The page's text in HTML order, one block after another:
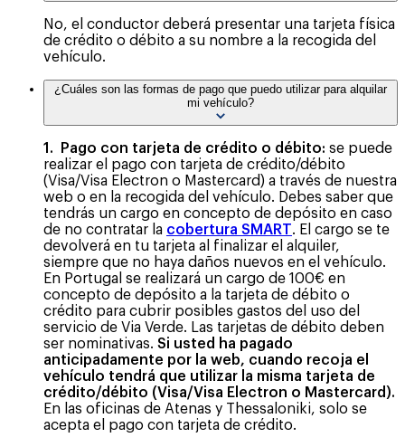
No, el conductor deberá presentar una tarjeta física
de crédito o débito a su nombre a la recogida del
vehículo.
¿Cuáles son las formas de pago que puedo utilizar para alquilar
mi vehículo?
1. Pago con tarjeta de crédito o débito: se puede
realizar el pago con tarjeta de crédito/débito
(Visa/Visa Electron o Mastercard) a través de nuestra
web o en la recogida del vehículo. Debes saber que
tendrás un cargo en concepto de depósito en caso
de no contratar la cobertura SMART. El cargo se te
devolverá en tu tarjeta al finalizar el alquiler,
siempre que no haya daños nuevos en el vehículo.
En Portugal se realizará un cargo de 100€ en
concepto de depósito a la tarjeta de débito o
crédito para cubrir posibles gastos del uso del
servicio de Via Verde. Las tarjetas de débito deben
ser nominativas. Si usted ha pagado
anticipadamente por la web, cuando recoja el
vehículo tendrá que utilizar la misma tarjeta de
crédito/débito (Visa/Visa Electron o Mastercard).
En las oficinas de Atenas y Thessaloniki, solo se
acepta el pago con tarjeta de crédito.